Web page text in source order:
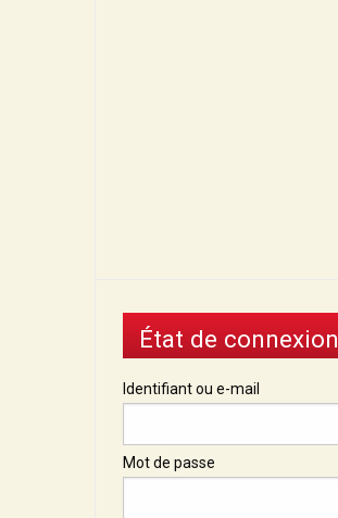
État de connexion
Identifiant ou e-mail
Mot de passe